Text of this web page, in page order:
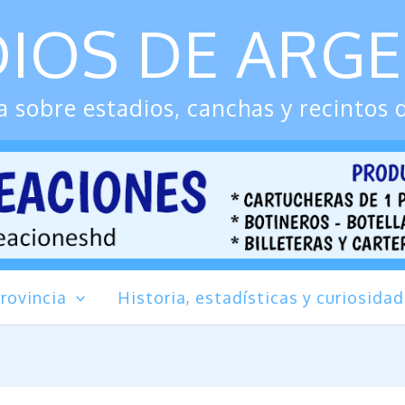
DE
sobre estadios, canchas y
Historia, estadísticas y